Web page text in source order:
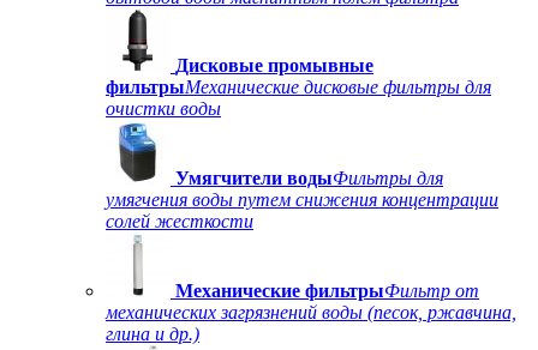
Дисковые промывные
фильтрыМеханические дисковые фильтры для
очистки воды
Умягчители водыФильтры для
умягчения воды путем снижения концентрации
солей жесткости
Механические фильтрыФильтр от
механических загрязнений воды (песок, ржавчина,
глина и др.)